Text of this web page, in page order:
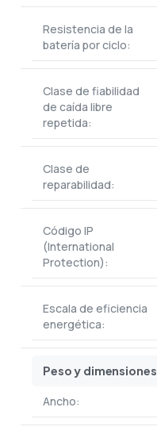
Resistencia de la
batería por ciclo:
Clase de fiabilidad
de caída libre
repetida:
Clase de
reparabilidad:
Código IP
(International
Protection):
Escala de eficiencia
energética:
Peso y dimensiones
Ancho: